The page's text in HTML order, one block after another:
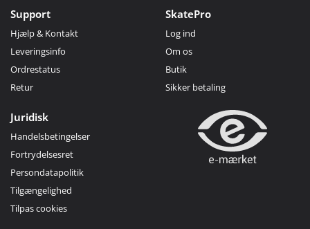
Support
Hjælp & Kontakt
Leveringsinfo
Ordrestatus
Retur
SkatePro
Log ind
Om os
Butik
Sikker betaling
Juridisk
Handelsbetingelser
Fortrydelsesret
Persondatapolitik
Tilgængelighed
Tilpas cookies